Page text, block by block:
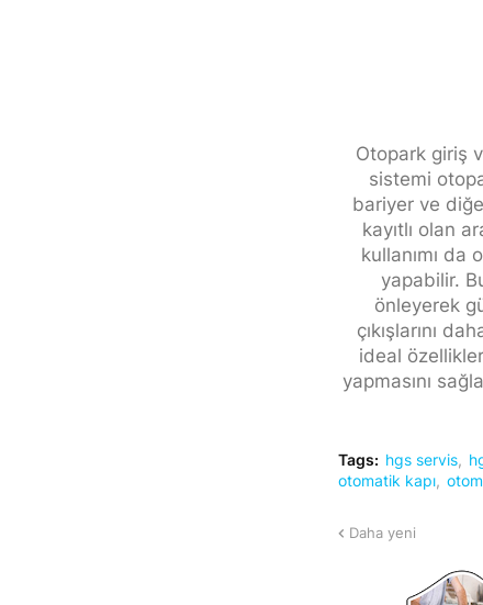
Otopark giriş
sistemi
bariyer ve
kayıtlı olan
kullanımı da
yapabilir.
önleyerek
çıkışlarını
ideal
yapmasını
Tags: hgs servis
otomatik kapı
Daha yeni